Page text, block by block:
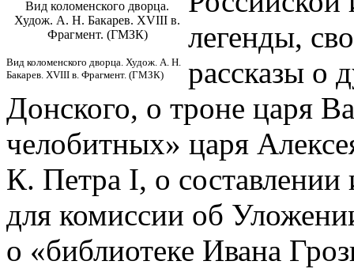
Вид коломенского дворца.
Худож. А. Н. Бакарев. XVIII в.
Фрагмент. (ГМЗК)
Вид коломенского дворца. Худож. А. Н.
Бакарев. XVIII в. Фрагмент. (ГМЗК)
легенды,
рассказы о
Донского, о троне царя
челобитных» царя
К. Петра I, о
для комиссии об
о «библиотеке Ивана